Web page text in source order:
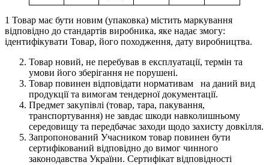
1 Товар має бути новим (упаковка) містить маркування
відповідно до стандартів виробника, яке надає змогу:
ідентифікувати Товар, його походження, дату виробництва.
Товар новий, не перебував в експлуатації, термін та
умови його зберігання не порушені.
Товар повинен відповідати нормативам на даний вид
продукції та вимогам тендерної документації.
Предмет закупівлі (товар, тара, пакування,
транспортування) не завдає шкоди навколишньому
середовищу та передбачає заходи щодо захисту довкілля.
Запропонований Учасником товар повинен бути
сертифікований відповідно до вимог чинного
законодавства України. Сертифікат відповідності